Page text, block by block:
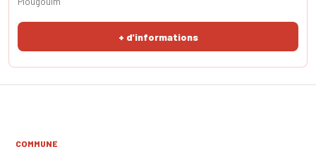
+ d'informations
COMMUNE